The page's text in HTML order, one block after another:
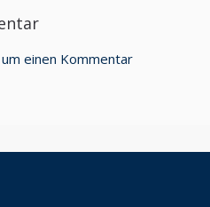
einen Kommentar